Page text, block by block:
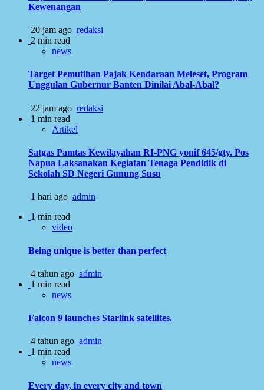
Kewenangan
20 jam ago redaksi
2 min read
news
Target Pemutihan Pajak Kendaraan Meleset, Program
Unggulan Gubernur Banten Dinilai Abal-Abal?
22 jam ago redaksi
1 min read
Artikel
Satgas Pamtas Kewilayahan RI-PNG yonif 645/gty. Pos
Napua Laksanakan Kegiatan Tenaga Pendidik di
Sekolah SD Negeri Gunung Susu
1 hari ago admin
1 min read
video
Being unique is better than perfect
4 tahun ago admin
1 min read
news
Falcon 9 launches Starlink satellites.
4 tahun ago admin
1 min read
news
Every day, in every city and town